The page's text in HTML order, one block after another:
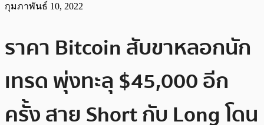
กุมภาพันธ์ 10, 2022
ราคา Bitcoin สับขาหลอกนัก
เทรด พุ่งทะลุ $45,000 อีก
ครั้ง สาย Short กับ Long โดน